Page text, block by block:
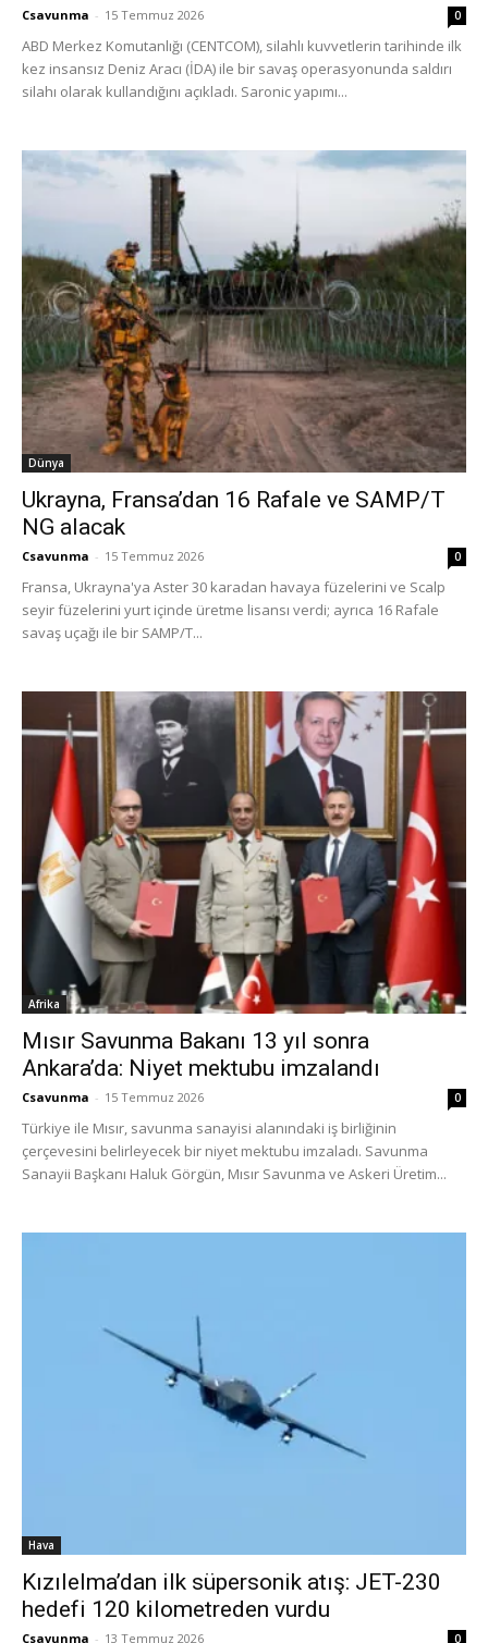
Csavunma - 15 Temmuz 2026 0
ABD Merkez Komutanlığı (CENTCOM), silahlı kuvvetlerin tarihinde ilk
kez insansız Deniz Aracı (İDA) ile bir savaş operasyonunda saldırı
silahı olarak kullandığını açıkladı. Saronic yapımı...
Dünya
Ukrayna, Fransa’dan 16 Rafale ve SAMP/T
NG alacak
Csavunma - 15 Temmuz 2026 0
Fransa, Ukrayna'ya Aster 30 karadan havaya füzelerini ve Scalp
seyir füzelerini yurt içinde üretme lisansı verdi; ayrıca 16 Rafale
savaş uçağı ile bir SAMP/T...
Afrika
Mısır Savunma Bakanı 13 yıl sonra
Ankara’da: Niyet mektubu imzalandı
Csavunma - 15 Temmuz 2026 0
Türkiye ile Mısır, savunma sanayisi alanındaki iş birliğinin
çerçevesini belirleyecek bir niyet mektubu imzaladı. Savunma
Sanayii Başkanı Haluk Görgün, Mısır Savunma ve Askeri Üretim...
Hava
Kızılelma’dan ilk süpersonik atış: JET-230
hedefi 120 kilometreden vurdu
Csavunma - 13 Temmuz 2026 0